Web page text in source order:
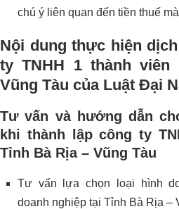
chú ý liên quan đến tiền thuế
Nội dung thực hiện
ty TNHH 1 thành
Vũng Tàu của Luật Đại
Tư vấn và hướng dẫn
khi thành lập công ty
Tỉnh Bà Rịa – Vũng Tàu
Tư vấn lựa chọn loại hình
doanh nghiệp tại Tỉnh Bà Rịa –